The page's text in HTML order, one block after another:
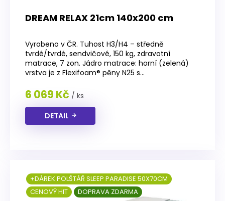
DREAM RELAX 21cm 140x200 cm
hodnocení
produktu
je
4,2
z
5
hvězdiček.
Vyrobeno v ČR. Tuhost H3/H4 – středně
tvrdé/tvrdé, sendvičové, 150 kg, zdravotní
matrace, 7 zon. Jádro matrace: horní (zelená)
vrstva je z Flexifoam® pěny N25 s...
6 069 Kč / ks
DETAIL
+DÁREK POLŠTÁŘ SLEEP PARADISE 50X70CM
CENOVÝ HIT
DOPRAVA ZDARMA